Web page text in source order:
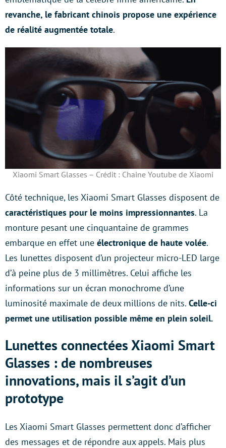
revanche, le fabricant chinois propose une expérience
de réalité augmentée totale.
Xiaomi Smart Glasses – Crédit : Chaine Youtube de Xiaomi
Côté technique, les Xiaomi Smart Glasses disposent de
caractéristiques pour le moins impressionnantes. La
monture pesant une cinquantaine de grammes
embarque en effet une électronique de haute volée.
Les lunettes disposent d’un projecteur micro-LED large
d’à peine plus de 3 millimètres. Celui affiche les
informations sur un écran monochrome d’une
luminosité maximale de deux millions de nits. Celle-ci
permet une utilisation possible même en plein soleil.
Lunettes connectées Xiaomi Smart
Glasses : de nombreuses
innovations, mais il s’agit d’un
prototype
Les Xiaomi Smart Glasses permettent donc d’afficher
des messages et de répondre aux appels. Mais plus